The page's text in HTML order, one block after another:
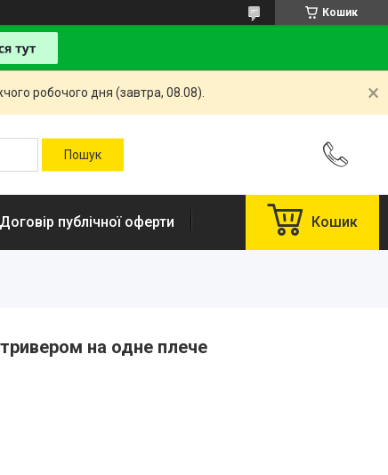
Кошик
робочого дня (завтра, 08.08).
Договір публічної оферти Кошик
на одне плече